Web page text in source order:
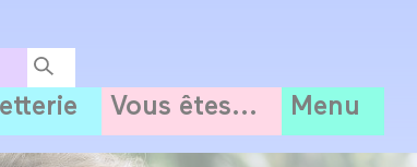
Vous êtes... Menu